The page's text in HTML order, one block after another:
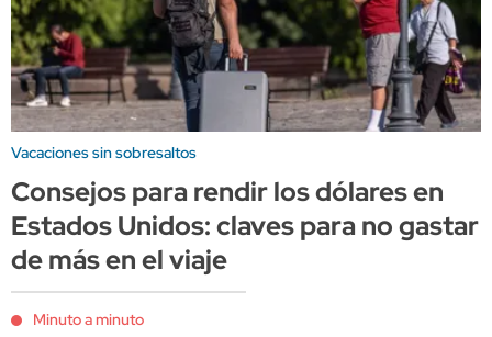
Vacaciones sin sobresaltos
Consejos para rendir los dólares en
Estados Unidos: claves para no gastar
de más en el viaje
Minuto a minuto